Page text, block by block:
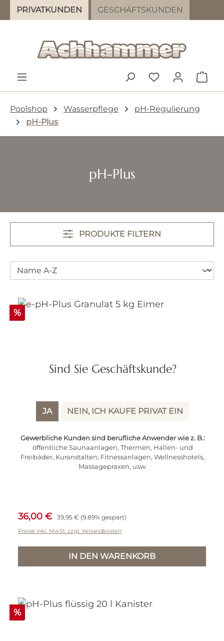
Zum Hauptinhalt springen
PRIVATKUNDEN GESCHÄFTSKUNDEN
Sind Sie Geschäftskunde?
JA NEIN, ICH KAUFE PRIVAT EIN
Gewerbliche Kunden sind berufliche Anwender wie z. B.:
öffentliche Saunaanlagen, Thermen, Hallen- und
Freibäder, Kuranstalten, Fitnessanlagen, Wellnesshotels,
Massagepraxen, usw.
DU HAST 0
Poolshop Wasserpflege
pH-Regulierung
pH-Plus
pH-Plus
PRODUKTE FILTERN
Rabatt
%
Verkaufspreis:
36,00 € Regulärer Preis:
39,95 € (9.89% gespart)
Preise inkl. MwSt. zzgl. Versandkosten
IN DEN WARENKORB
Rabatt
%